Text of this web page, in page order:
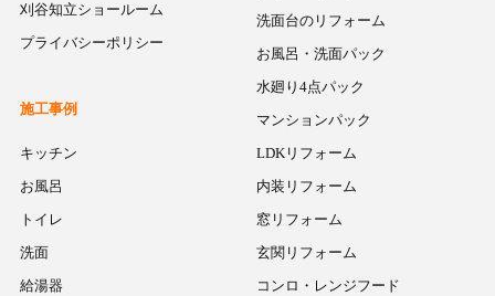
刈谷知立ショールーム
プライバシーポリシー
洗面台のリフォーム
お風呂・洗面パック
水廻り4点パック
マンションパック
LDKリフォーム
内装リフォーム
窓リフォーム
玄関リフォーム
コンロ・レンジフード
施工事例
キッチン
お風呂
トイレ
洗面
給湯器